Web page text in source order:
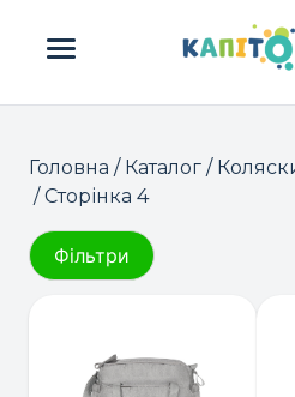
ПОШУК
Головна / Каталог /
/ Сторінка 4
Фільтри